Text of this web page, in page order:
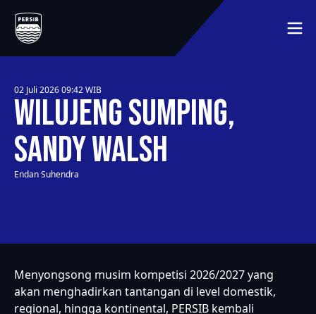
BERANDA
JADWAL
MEDIA
TENTANG KLUB
SEJARAH
PEMAIN
MITRA
LAINNYA
HUBUNGI KAMI
SYARAT DAN KETENTUAN
02 Juli 2026 09:42WIB
Wilujeng Sumping,
Sandy Walsh
Endan Suhendra
Menyongsong musim kompetisi 2026/2027 yang
akan menghadirkan tantangan di level domestik,
regional, hingga kontinental, PERSIB kembali